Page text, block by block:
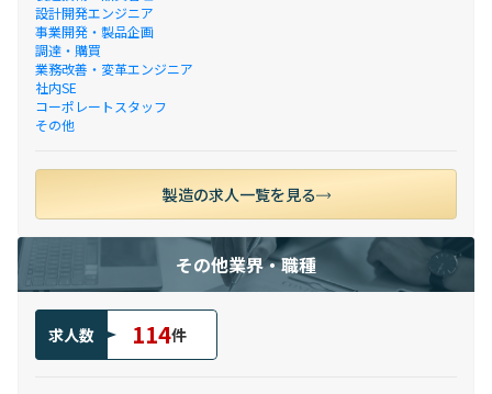
設計開発エンジニア
事業開発・製品企画
調達・購買
業務改善・変革エンジニア
社内SE
コーポレートスタッフ
その他
製造の求人一覧を見る
その他業界・職種
求人数 114件